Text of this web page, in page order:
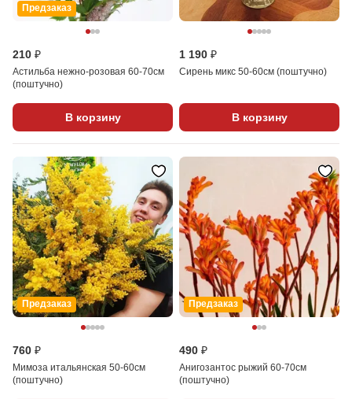
Предзаказ
210 ₽
Астильба нежно-розовая 60-70см
(поштучно)
В корзину
1 190 ₽
Сирень микс 50-60см (поштучно)
В корзину
Предзаказ
760 ₽
Мимоза итальянская 50-60см
(поштучно)
Предзаказ
490 ₽
Анигозантос рыжий 60-70см
(поштучно)